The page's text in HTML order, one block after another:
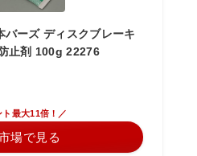
ーズ ディスクブレーキ
止剤 100g 22276
ト最大11倍！／
場で見る